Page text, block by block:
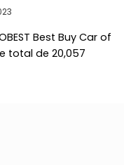
Best Buy Car of
total de 20,057